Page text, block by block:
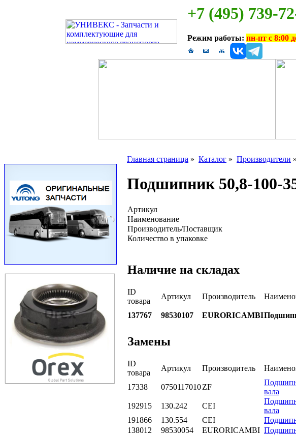
+7 (495) 739-
Режим работы: пн-пт с 8:00
Главная страница » Каталог » Производители
Подшипник 50,8-100-
Артикул
Наименование
Производитель/Поставщик
Количество в упаковке
Наличие на складах
ID
товара
Артикул Производитель
137767 98530107 EURORICAMBI
Замены
ID
товара
Артикул Производитель
17338 0750117010ZF
вала
192915 130.242 CEI
вала
191866
130.554 CEI
138012
98530054 EURORICAMBI